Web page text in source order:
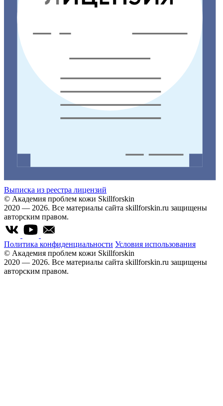
Выписка из реестра лицензий
© Академия проблем кожи Skillforskin
2020 — 2026. Все материалы сайта skillforskin.ru защищены
авторским правом.
Политика конфиденциальности Условия использования
© Академия проблем кожи Skillforskin
2020 — 2026. Все материалы сайта skillforskin.ru защищены
авторским правом.